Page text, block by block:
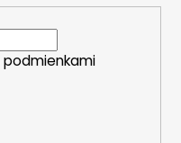
podmienkami